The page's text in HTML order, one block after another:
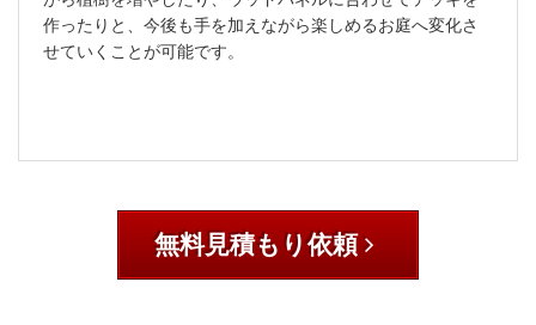
作ったりと、今後も手を加えながら楽しめるお庭へ変化さ
せていくことが可能です。
無料見積もり依頼